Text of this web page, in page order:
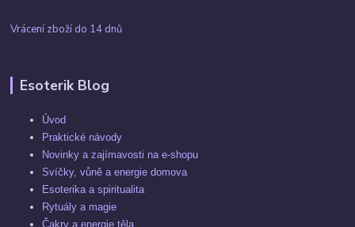
Vrácení zboží do 14 dnů
Esoterik Blog
Úvod
Praktické návody
Novinky a zajímavosti na e-shopu
Svíčky, vůně a energie domova
Esoterika a spiritualita
Rytuály a magie
Čakry a energie těla